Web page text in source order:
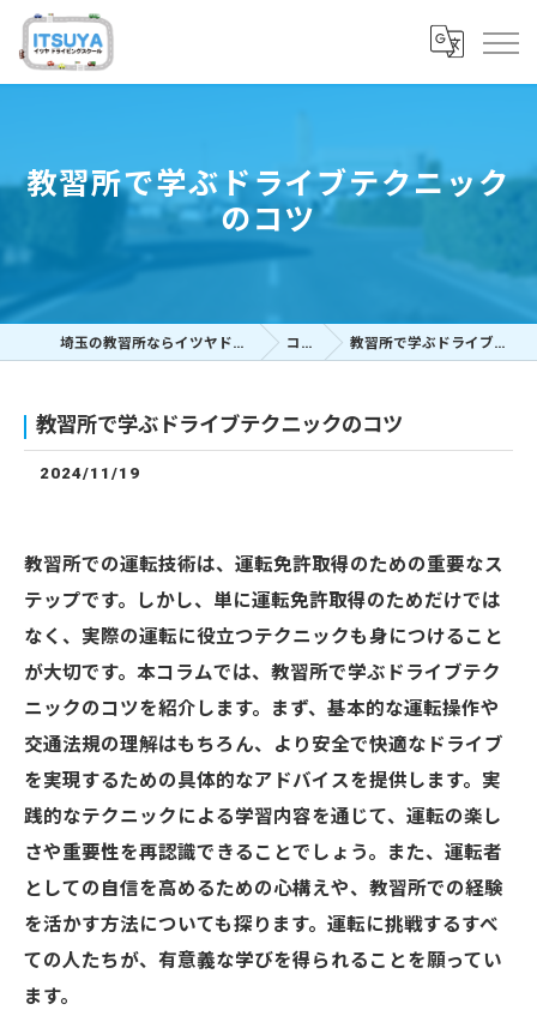
教習所で学ぶドライブテクニック
のコツ
埼玉の教習所ならイツヤドライビングスクール コラム 教習所で学ぶドライブテクニックのコツ
教習所で学ぶドライブテクニックのコツ
2024/11/19
教習所での運転技術は、運転免許取得のための重要なス
テップです。しかし、単に運転免許取得のためだけでは
なく、実際の運転に役立つテクニックも身につけること
が大切です。本コラムでは、教習所で学ぶドライブテク
ニックのコツを紹介します。まず、基本的な運転操作や
交通法規の理解はもちろん、より安全で快適なドライブ
を実現するための具体的なアドバイスを提供します。実
践的なテクニックによる学習内容を通じて、運転の楽し
さや重要性を再認識できることでしょう。また、運転者
としての自信を高めるための心構えや、教習所での経験
を活かす方法についても探ります。運転に挑戦するすべ
ての人たちが、有意義な学びを得られることを願ってい
ます。